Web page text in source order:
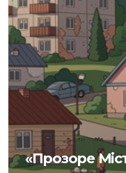
«Прозоре